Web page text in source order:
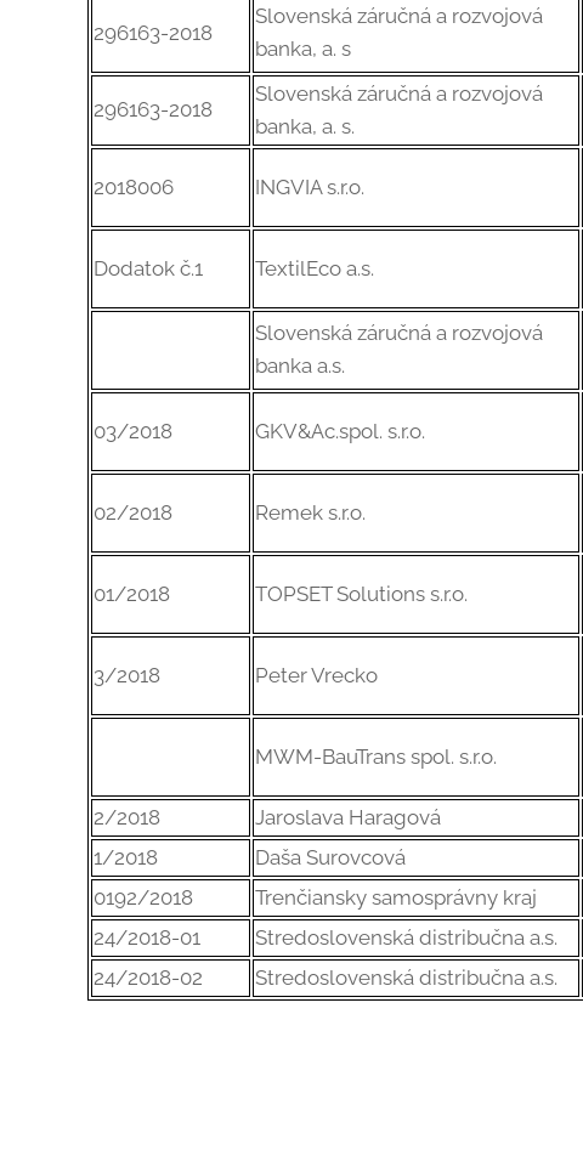
296163-2018
Slovenská záručná a rozvojová
banka, a. s
296163-2018
Slovenská záručná a rozvojová
banka, a. s.
2018006 INGVIA s.r.o.
Dodatok č.1 TextilEco a.s.
Slovenská záručná a rozvojová
banka a.s.
03/2018 GKV&Ac.spol. s.r.o.
02/2018 Remek s.r.o.
01/2018 TOPSET Solutions s.r.o.
3/2018 Peter Vrecko
MWM-BauTrans spol. s.r.o.
2/2018 Jaroslava Haragová
1/2018
Daša Surovcová
0192/2018
Trenčiansky samosprávny kraj
24/2018-01
Stredoslovenská distribučna a.s.
24/2018-02
Stredoslovenská distribučna a.s.